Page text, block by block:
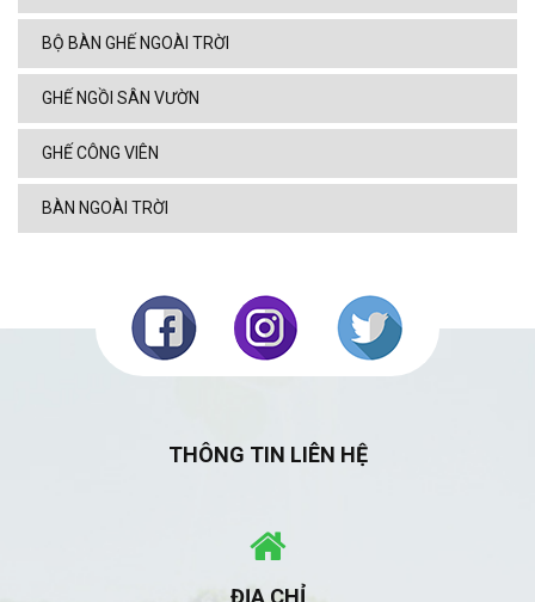
BỘ BÀN GHẾ NGOÀI TRỜI
GHẾ NGỒI SÂN VƯỜN
GHẾ CÔNG VIÊN
BÀN NGOÀI TRỜI
THÔNG TIN LIÊN HỆ
ĐỊA CHỈ